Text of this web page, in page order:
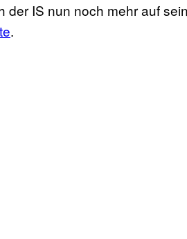
IS nun noch mehr auf
.